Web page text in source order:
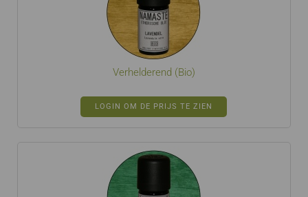
Verhelderend (Bio)
LOGIN OM DE PRIJS TE ZIEN